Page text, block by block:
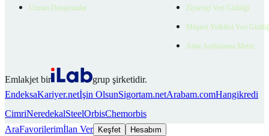
Uzman Danışmanlar Ziyaretçi Veri Gizliliği
Müşteri Yetkilisi Veri
Aday Aydınlatma Metni
Emlakjet bir
grup şirketidir.
EndeksaKariyer.netİşin OlsunSigortam.netArabam.comHangikredi
CimriNeredekalSteelOrbisChemorbis
AraFavorilerimİlan Ver Keşfet Hesabım